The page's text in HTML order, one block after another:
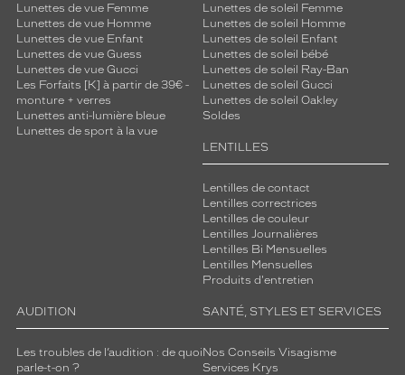
Lunettes de vue Femme
Lunettes de vue Homme
Lunettes de vue Enfant
Lunettes de vue Guess
Lunettes de vue Gucci
Les Forfaits [K] à partir de 39€ -
monture + verres
Lunettes anti-lumière bleue
Lunettes de sport à la vue
Lunettes de soleil Femme
Lunettes de soleil Homme
Lunettes de soleil Enfant
Lunettes de soleil bébé
Lunettes de soleil Ray-Ban
Lunettes de soleil Gucci
Lunettes de soleil Oakley
Soldes
LENTILLES
Lentilles de contact
Lentilles correctrices
Lentilles de couleur
Lentilles Journalières
Lentilles Bi Mensuelles
Lentilles Mensuelles
Produits d'entretien
AUDITION
Les troubles de l’audition : de quoi
parle-t-on ?
SANTÉ, STYLES ET SERVICES
Nos Conseils Visagisme
Services Krys